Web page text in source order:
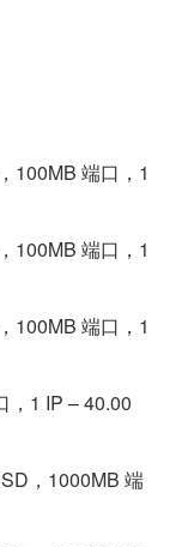
100MB 端口，1
100MB 端口，1
100MB 端口，1
，1 IP – 40.00
，1000MB 端